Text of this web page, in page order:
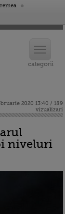
2020 13:40 / 189
vizualizari
niveluri